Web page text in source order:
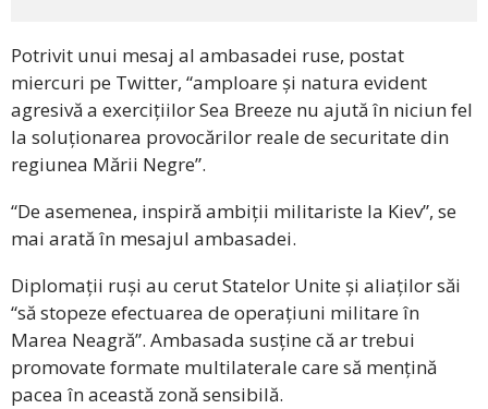
Potrivit unui mesaj al ambasadei ruse, postat
miercuri pe Twitter, “amploare și natura evident
agresivă a exercițiilor Sea Breeze nu ajută în niciun fel
la soluționarea provocărilor reale de securitate din
regiunea Mării Negre”.
“De asemenea, inspiră ambiții militariste la Kiev”, se
mai arată în mesajul ambasadei.
Diplomații ruși au cerut Statelor Unite și aliaților săi
“să stopeze efectuarea de operațiuni militare în
Marea Neagră”. Ambasada susține că ar trebui
promovate formate multilaterale care să mențină
pacea în această zonă sensibilă.